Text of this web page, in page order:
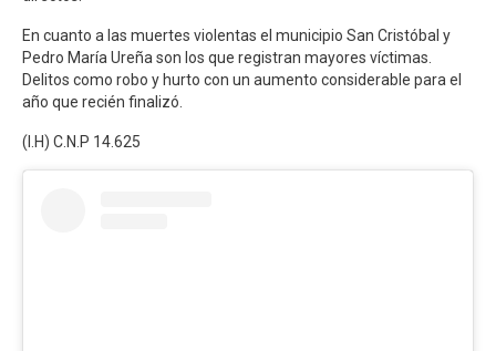
En cuanto a las muertes violentas el municipio San Cristóbal y
Pedro María Ureña son los que registran mayores víctimas.
Delitos como robo y hurto con un aumento considerable para el
año que recién finalizó.
(I.H) C.N.P 14.625